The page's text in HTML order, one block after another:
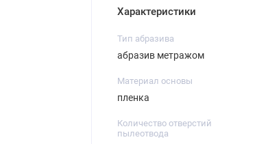
Характеристики
Тип абразива
абразив метражом
Материал основы
пленка
Количество отверстий
пылеотвода